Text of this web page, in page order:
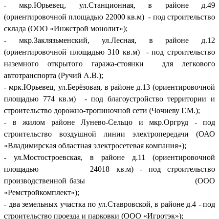
- мкр.Юрьевец, ул.Станционная, в районе д.49
(ориентировочной площадью 22000 кв.м) - под строительство
склада (ООО «Инжстрой монолит»);
- мкр.Заклязьменский, ул.Лесная, в районе д.12
(ориентировочной площадью 310 кв.м) - под строительство
наземного открытого гаража-стоянки для легкового
автотранспорта (Ручий А.В.);
- мрк.Юрьевец, ул.Берёзовая, в районе д.13 (ориентировочной
площадью 774 кв.м) - под благоустройство территории и
строительство дорожно-тропиночной сети (Чочиеву Г.М.);
- в жилом районе Лунево-Сельцо и мкр.Оргруд - под
строительство воздушной линии электропередачи (ОАО
«Владимирская областная электросетевая компания»);
- ул.Мостостроевская, в районе д.11 (ориентировочной
площадью 24018 кв.м) - под строительство
производственной базы (ООО
«Ремстройкомплект»);
- два земельных участка по ул.Ставровской, в районе д.4 - под
строительство проезда и парковки (ООО «Игротэк»);